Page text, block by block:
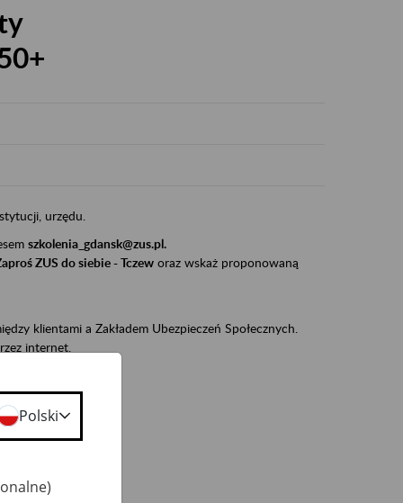
urzędu.
szkolenia_gdansk@zus.pl.
ZUS do siebie - Tczeworaz wskaż proponowaną
klientami a Zakładem Ubezpieczeń Społecznych.
internet.
w ZUS,
Polski